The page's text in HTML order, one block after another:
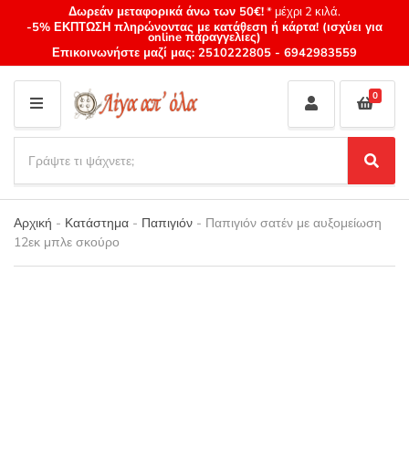
Δωρεάν μεταφορικά άνω των 50€!* μέχρι 2 κιλά.
-5% ΕΚΠΤΩΣΗ πληρώνοντας με κατάθεση ή κάρτα! (ισχύει για
online παραγγελίες)
Επικοινωνήστε μαζί μας: 2510222805 - 6942983559
M
E
N
U
Category
name
a
r
c
h
p
S
e
a
r
0
Αρχική - Κατάστημα - Παπιγιόν - Παπιγιόν σατέν με αυξομείωση
12εκ μπλε σκούρο